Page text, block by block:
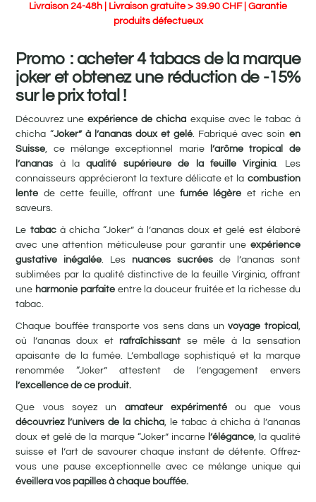
Livraison 24-48h | Livraison gratuite > 39.90 CHF | Garantie
produits défectueux
Promo : acheter 4 tabacs de la marque
joker et obtenez une réduction de -15%
sur le prix total !
Découvrez une expérience de chicha exquise avec le tabac à
chicha “Joker” à l’ananas doux et gelé . Fabriqué avec soin en
Suisse , ce mélange exceptionnel marie
l’arôme tropical de
l’ananas à laqualité supérieure de la feuille Virginia . Les
connaisseurs apprécieront la texture délicate et la combustion
lente de cette feuille, offrant unefumée légère et riche en
saveurs.
Le tabacà chicha “Joker” à l’ananas doux et gelé est élaboré
avec une attention méticuleuse pour garantir une expérience
gustative inégalée . Les nuances sucréesde l’ananas sont
sublimées par la qualité distinctive de la feuille Virginia, offrant
une harmonie parfaiteentre la douceur fruitée et la richesse du
tabac.
Chaque bouffée transporte vos sens dans unvoyage tropical
où l’ananas doux etrafraîchissant se mêle à la sensation
apaisante de la fumée. L’emballage sophistiqué et la marque
renommée “Joker” attestent de l’engagement envers
l’excellence de ce produit.
Que vous soyez un amateur expérimentéou que vous
découvriez l’univers de la chicha , le tabac à chicha à l’ananas
doux et gelé de la marque “Joker” incarnel’élégance , la qualité
suisse et l’art de savourer chaque instant de détente. Offrez-
vous une pause exceptionnelle avec ce mélange unique qui
éveillera vos papilles à chaque bouffée.